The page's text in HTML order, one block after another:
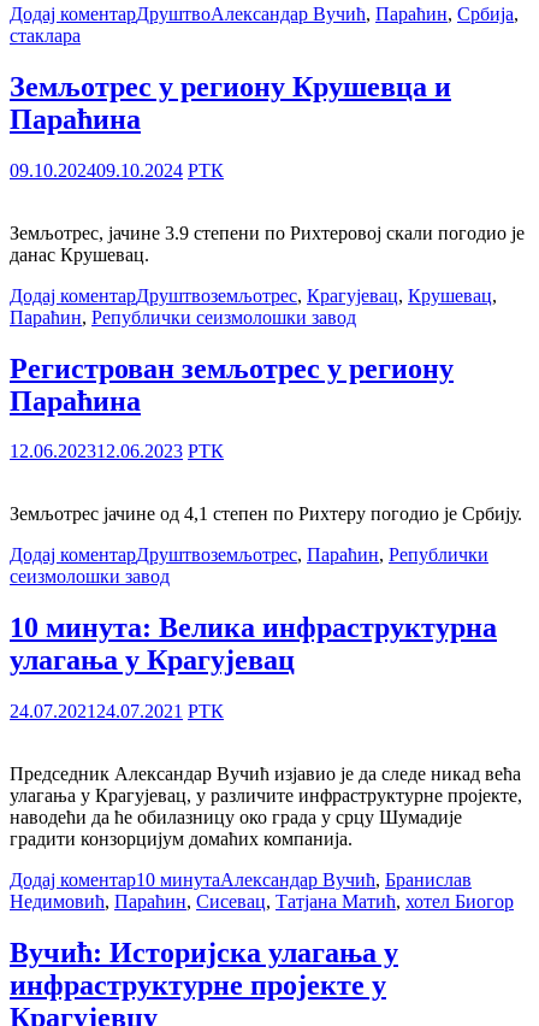
Додај коментарДруштвоАлександар Вучић, Параћин, Србија,
стаклара
Земљотрес у региону Крушевца и
Параћина
09.10.202409.10.2024 РТК
Земљотрес, јачине 3.9 степени по Рихтеровој скали погодио је
данас Крушевац.
Додај коментарДруштвоземљотрес, Крагујевац, Крушевац,
Параћин, Републички сеизмолошки завод
Регистрован земљотрес у региону
Параћина
12.06.202312.06.2023 РТК
Земљотрес јачине од 4,1 степен по Рихтеру погодио је Србију.
Додај коментарДруштвоземљотрес, Параћин, Републички
сеизмолошки завод
10 минута: Велика инфраструктурна
улагања у Крагујевац
24.07.2021 24.07.2021 РТК
Председник Александар Вучић изјавио је да следе никад већа
улагања у Крагујевац, у различите инфраструктурне пројекте,
наводећи да ће обилазницу око града у срцу Шумадије
градити конзорцијум домаћих компанија.
Додај коментар10 минутаАлександар Вучић, Бранислав
Недимовић, Параћин, Сисевац, Татјана Матић, хотел Биогор
Вучић: Историјска улагања у
инфраструктурне пројекте у
Крагујевцу